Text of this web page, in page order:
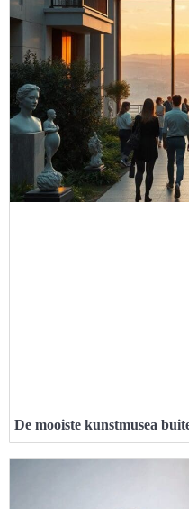
De mooiste kunstmusea